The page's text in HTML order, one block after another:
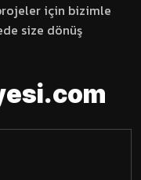
için bizimle
size dönüş
esi.com